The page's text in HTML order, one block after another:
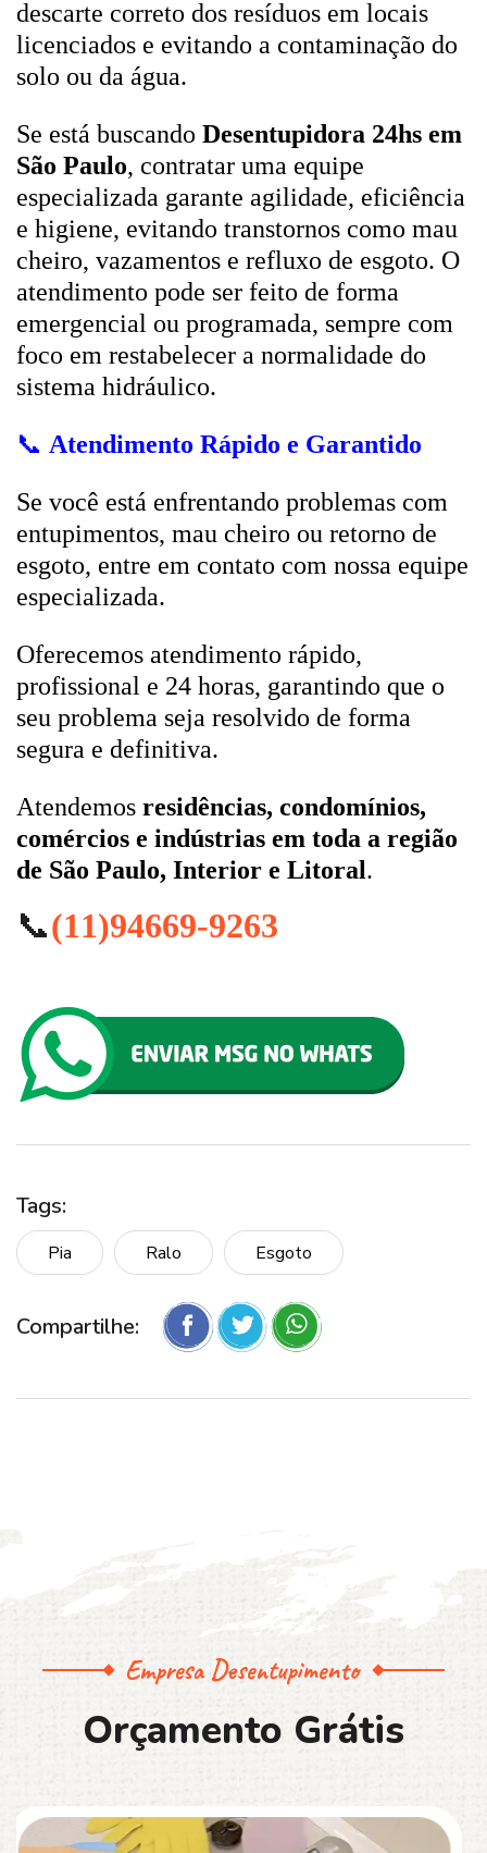
descarte correto dos resíduos em locais
licenciados e evitando a contaminação do
solo ou da água.
Se está buscando Desentupidora 24hs em
São Paulo, contratar uma equipe
especializada garante agilidade, eficiência
e higiene, evitando transtornos como mau
cheiro, vazamentos e refluxo de esgoto. O
atendimento pode ser feito de forma
emergencial ou programada, sempre com
foco em restabelecer a normalidade do
sistema hidráulico.
📞 Atendimento Rápido e Garantido
Se você está enfrentando problemas com
entupimentos, mau cheiro ou retorno de
esgoto, entre em contato com nossa equipe
especializada.
Oferecemos atendimento rápido,
profissional e 24 horas, garantindo que o
seu problema seja resolvido de forma
segura e definitiva.
Atendemos residências, condomínios,
comércios e indústrias em toda a região
de São Paulo, Interior e Litoral.
📞(11)94669-9263
Tags:
Pia Ralo Esgoto
Compartilhe:
Empresa Desentupimento
Orçamento Grátis